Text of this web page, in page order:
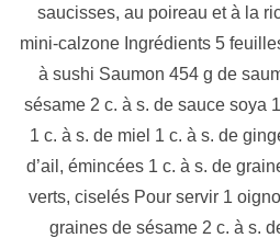
saucisses, au poireau et à la
mini-calzone Ingrédients 5
à sushi Saumon 454 g de
sésame 2 c. à s. de sauce soya
1 c. à s. de miel 1 c. à s. de
d’ail, émincées 1 c. à s. de
verts, ciselés Pour servir 1
graines de sésame 2 c. à s.